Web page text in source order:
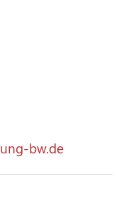
ng-bwd